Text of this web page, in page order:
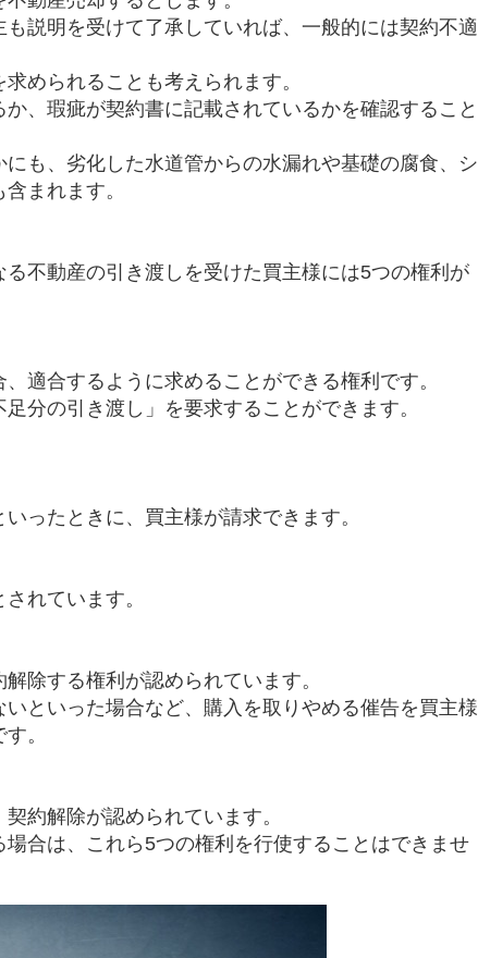
説明を受けて了承していれば、一般的には契約不適
められることも考えられます。
、瑕疵が契約書に記載されているかを確認すること
も、劣化した水道管からの水漏れや基礎の腐食、シ
まれます。
不動産の引き渡しを受けた買主様には5つの権利が
適合するように求めることができる権利です。
分の引き渡し」を要求することができます。
ったときに、買主様が請求できます。
れています。
除する権利が認められています。
といった場合など、購入を取りやめる催告を買主様
。
約解除が認められています。
合は、これら5つの権利を行使することはできませ